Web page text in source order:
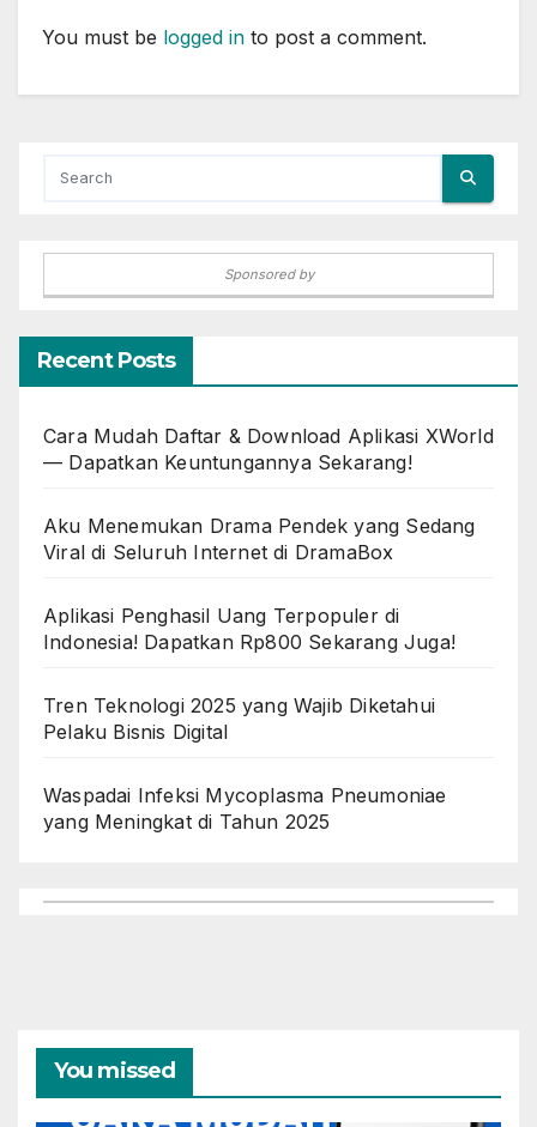
You must be logged in to post a comment.
Sponsored by
Recent Posts
Cara Mudah Daftar & Download Aplikasi XWorld
— Dapatkan Keuntungannya Sekarang!
Aku Menemukan Drama Pendek yang Sedang
Viral di Seluruh Internet di DramaBox
Aplikasi Penghasil Uang Terpopuler di
Indonesia! Dapatkan Rp800 Sekarang Juga!
Tren Teknologi 2025 yang Wajib Diketahui
Pelaku Bisnis Digital
Waspadai Infeksi Mycoplasma Pneumoniae
yang Meningkat di Tahun 2025
You missed